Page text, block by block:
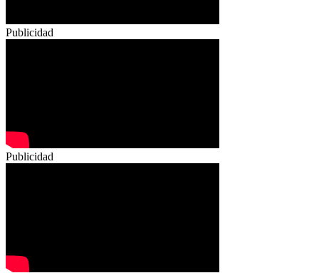
Publicidad
Publicidad